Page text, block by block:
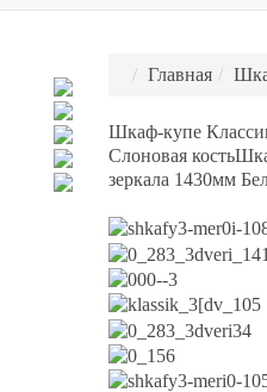
Главная
Шкаф-купе
Слоновая кость
зеркала 1430мм